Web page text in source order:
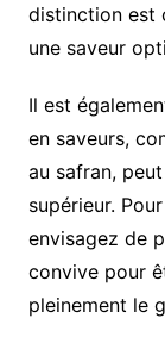
distinction est
une saveur
Il est
en saveurs,
au safran,
supérieur.
envisagez de
convive pour
pleinement le